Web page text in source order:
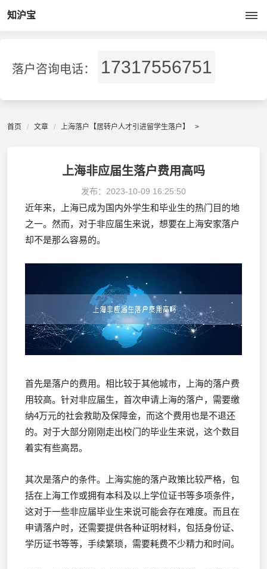
知沪宝
落户咨询电话： 17317556751
首页 文章 上海落户【居转户人才引进留学生落户】 >
上海非应届生落户费用高吗
发布： 2023-10-09 16:25:50
近年来，上海已成为国内外学生和毕业生的热门目的地
之一。然而，对于非应届生来说，想要在上海安家落户
却不是那么容易的。
首先是落户的费用。相比较于其他城市，上海的落户费
用较高。针对非应届生，首次申请上海的落户，需要缴
纳4万元的社会救助及保障金，而这个费用也是不退还
的。对于大部分刚刚走出校门的毕业生来说，这个数目
着实有些高昂。
其次是落户的条件。上海实施的落户政策比较严格，包
括在上海工作或拥有本科及以上学位证书等多项条件，
这对于一些非应届毕业生来说可能会存在难度。而且在
申请落户时，还需要提供各种证明材料，包括身份证、
学历证书等等，手续繁琐，需要耗费不少精力和时间。